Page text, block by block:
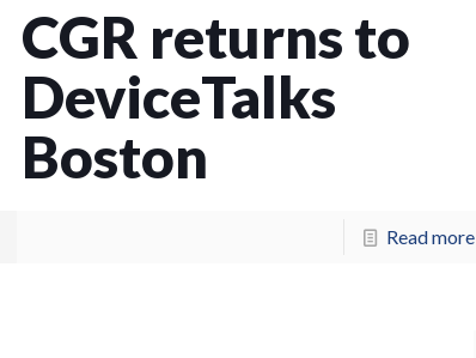
CGR returns to
DeviceTalks
Boston
Read more